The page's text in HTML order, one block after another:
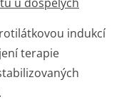
indukcí
terapie